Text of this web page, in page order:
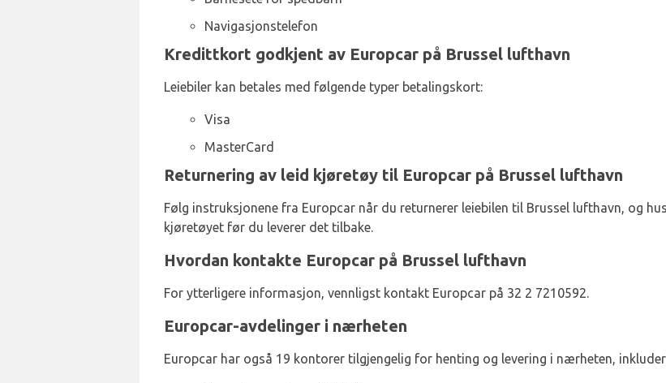
Navigasjonstelefon
Kredittkort godkjent av Europcar på Brussel lufthavn
Leiebiler kan betales med følgende typer betalingskort:
Visa
MasterCard
Returnering av leid kjøretøy til Europcar på Brussel lufthavn
Følg instruksjonene fra Europcar når du returnerer leiebilen til Brussel lufthavn, og
kjøretøyet før du leverer det tilbake.
Hvordan kontakte Europcar på Brussel lufthavn
For ytterligere informasjon, vennligst kontakt Europcar på 32 2 7210592.
Europcar-avdelinger i nærheten
Europcar har også 19 kontorer tilgjengelig for henting og levering i nærheten,